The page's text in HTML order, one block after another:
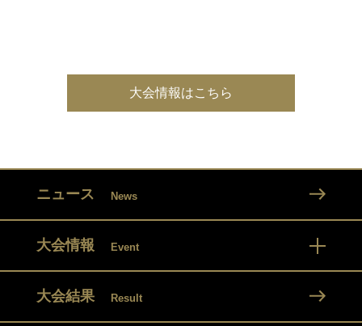
大会情報はこちら
ニュース News
大会情報 Event
大会結果 Result